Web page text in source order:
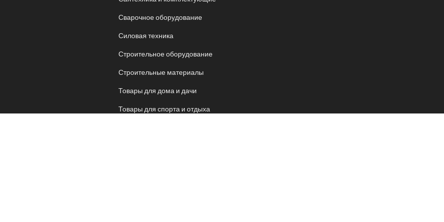
Сварочное оборудование
Силовая техника
Строительное оборудование
Строительные материалы
Товары для дома и дачи
Товары для спорта и отдыха